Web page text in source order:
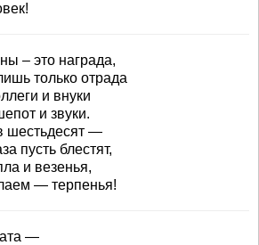
– это награда,
только отрада
и внуки
и звуки.
шестьдесят —
пусть блестят,
и везенья,
— терпенья!
—